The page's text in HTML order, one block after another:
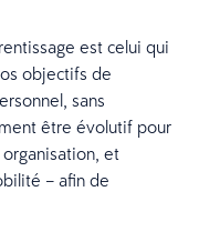
est celui qui
objectifs de
sans
être évolutif pour
et
– afin de